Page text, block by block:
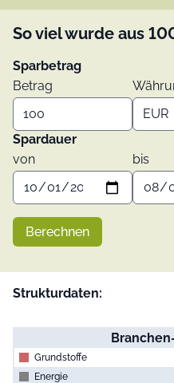
So viel wurde aus
Sparbetrag
Betrag
Spardauer
von
bis
Berechnen
Strukturdaten:
Grundstoffe
Energie